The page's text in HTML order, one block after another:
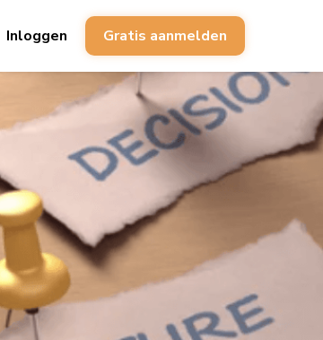
Inloggen Gratis aanmelden